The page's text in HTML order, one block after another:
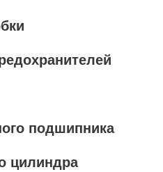
подшипника
цилиндра